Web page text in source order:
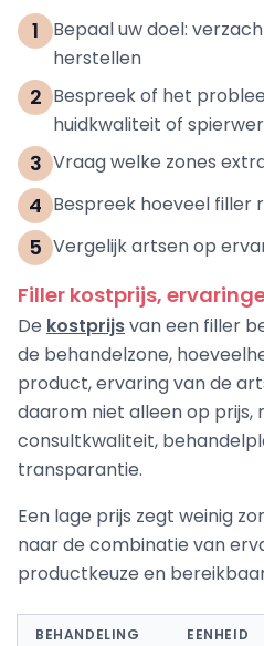
1
Bepaal uw doel:
herstellen
2 Bespreek of het
huidkwaliteit of
3 Vraag welke zones
4 Bespreek hoeveel filler
5 Vergelijk artsen op
Filler kostprijs,
De kostprijsvan een filler
de behandelzone,
product, ervaring van de
daarom niet alleen op prijs,
consultkwaliteit,
transparantie.
Een lage prijs zegt weinig
naar de combinatie van
productkeuze en
BEHANDELING EENHEID